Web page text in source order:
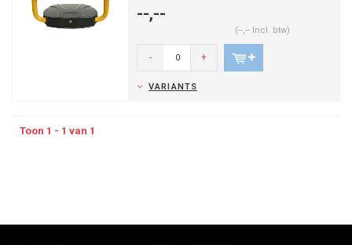
--,--
(--,-- Incl. btw)
- +
VARIANTS
Toon 1 - 1 van 1